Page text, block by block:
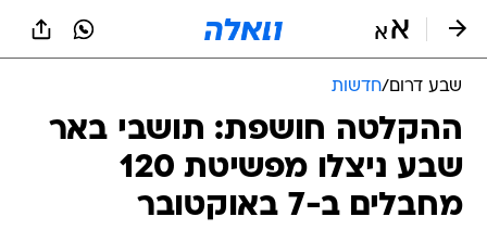
שבע דרום/חדשות
ההקלטה חושפת: תושבי באר
שבע ניצלו מפשיטת 120
מחבלים ב-7 באוקטובר